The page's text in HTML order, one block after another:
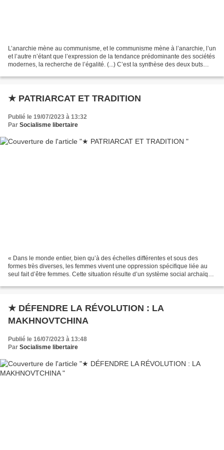
L’anarchie mène au communisme, et le communisme mène à l’anarchie, l’un
et l’autre n’étant que l’expression de la tendance prédominante des sociétés
modernes, la recherche de l’égalité. (...) C’est la synthèse des deux buts
★ PATRIARCAT ET TRADITION
Publié le 19/07/2023 à 13:32
Par Socialisme libertaire
« Dans le monde entier, bien qu’à des échelles différentes et sous des
formes très diverses, les femmes vivent une oppression spécifique liée au
seul fait d’être femmes. Cette situation résulte d’un système social archaïque
★ DÉFENDRE LA RÉVOLUTION : LA
MAKHNOVTCHINA
Publié le 16/07/2023 à 13:48
Par Socialisme libertaire